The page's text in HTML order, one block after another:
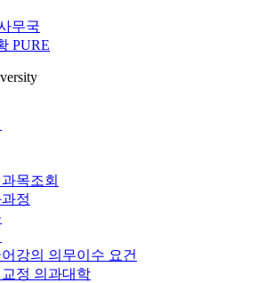
무국
PURE
목조회
정
강의 의무이수 요건
정 의과대학